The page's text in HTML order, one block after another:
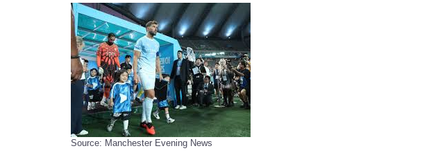
Source: Manchester Evening News